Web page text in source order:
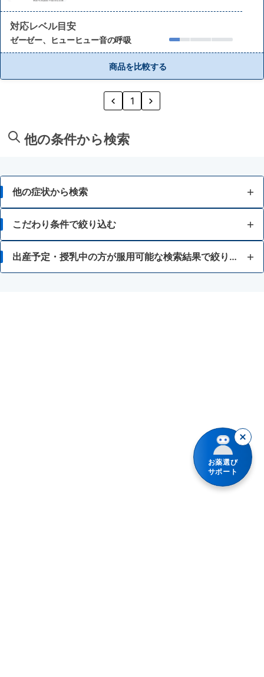
対応レベル目安
ゼーゼー、ヒューヒュー音の呼吸
商品を比較する
1
他の条件から検索
他の症状から検索
せき
たん
のどの痛み・はれ
こだわり条件で絞り込む
12歳未満 出産予定・授乳中の方が服用可能な検索結果で絞り込む
お薬選び
サポート